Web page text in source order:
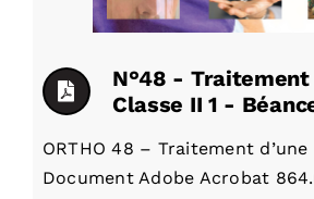
N°48 - Traitement
Classe II 1 -
ORTHO 48 – Traitement d’une
Document Adobe Acrobat